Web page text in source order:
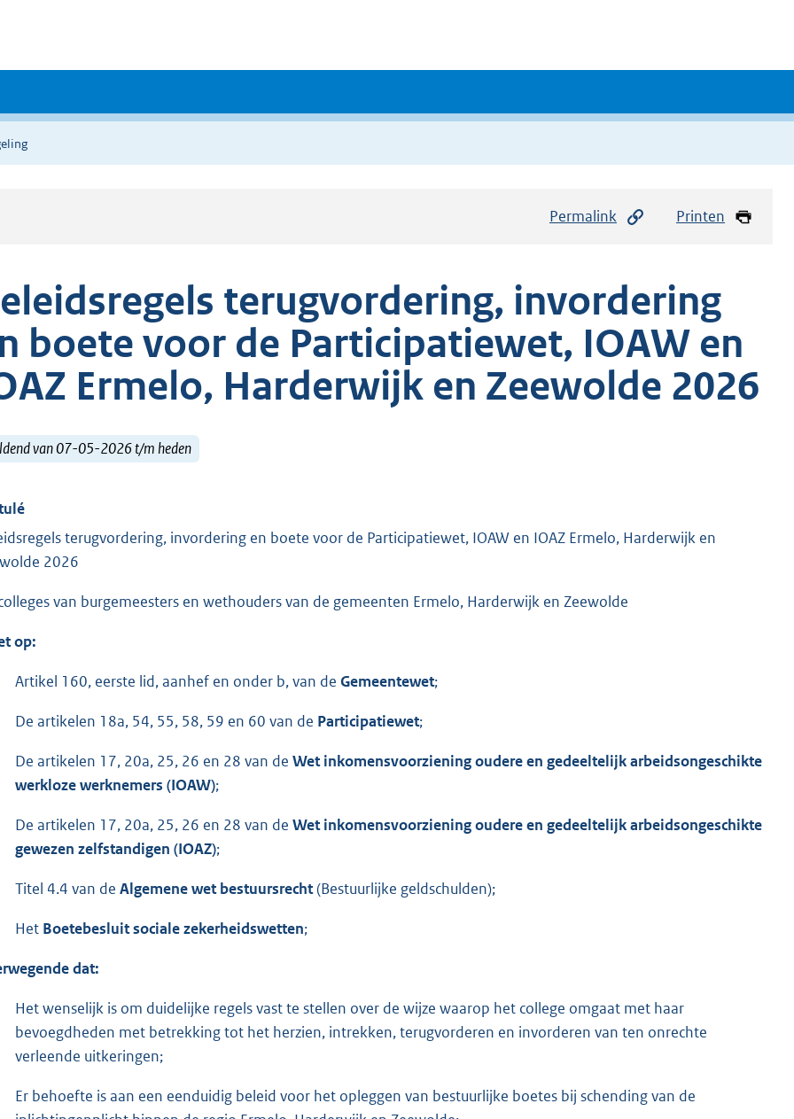
Permalink Printen
terugvordering, invordering
boete voor de Participatiewet, IOAW en
Ermelo, Harderwijk en Zeewolde 2026
van 07-05-2026 t/m heden
terugvordering, invordering en boete voor de Participatiewet, IOAW en IOAZ Ermelo, Harderwijk en
2026
van burgemeesters en wethouders van de gemeenten Ermelo, Harderwijk en Zeewolde
op:
Artikel 160, eerste lid, aanhef en onder b, van de Gemeentewet;
De artikelen 18a, 54, 55, 58, 59 en 60 van de Participatiewet;
De artikelen 17, 20a, 25, 26 en 28 van de Wet inkomensvoorziening oudere en gedeeltelijk arbeidsongeschikte
werkloze werknemers (IOAW);
De artikelen 17, 20a, 25, 26 en 28 van de Wet inkomensvoorziening oudere en gedeeltelijk arbeidsongeschikte
gewezen zelfstandigen (IOAZ);
Titel 4.4 van de Algemene wet bestuursrecht(Bestuurlijke geldschulden);
Het Boetebesluit sociale zekerheidswetten;
dat:
Het wenselijk is om duidelijke regels vast te stellen over de wijze waarop het college omgaat met haar
bevoegdheden met betrekking tot het herzien, intrekken, terugvorderen en invorderen van ten onrechte
verleende uitkeringen;
Er behoefte is aan een eenduidig beleid voor het opleggen van bestuurlijke boetes bij schending van de